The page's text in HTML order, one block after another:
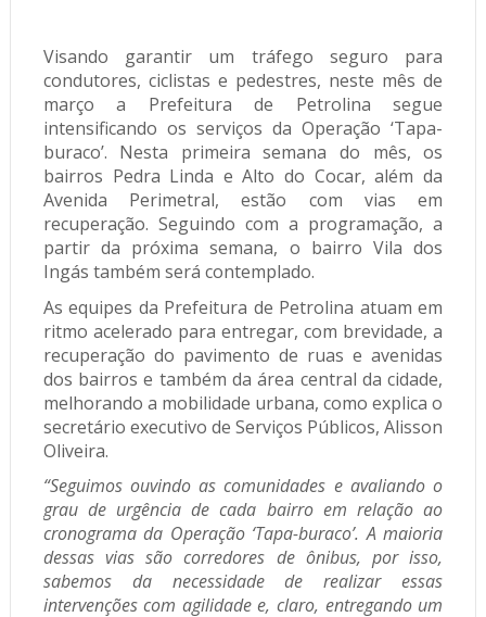
Visando garantir um tráfego seguro para
condutores, ciclistas e pedestres, neste mês de
março a Prefeitura de Petrolina segue
intensificando os serviços da Operação ‘Tapa-
buraco’. Nesta primeira semana do mês, os
bairros Pedra Linda e Alto do Cocar, além da
Avenida Perimetral, estão com vias em
recuperação. Seguindo com a programação, a
partir da próxima semana, o bairro Vila dos
Ingás também será contemplado.
As equipes da Prefeitura de Petrolina atuam em
ritmo acelerado para entregar, com brevidade, a
recuperação do pavimento de ruas e avenidas
dos bairros e também da área central da cidade,
melhorando a mobilidade urbana, como explica o
secretário executivo de Serviços Públicos, Alisson
Oliveira.
“Seguimos ouvindo as comunidades e avaliando o
grau de urgência de cada bairro em relação ao
cronograma da Operação ‘Tapa-buraco’. A maioria
dessas vias são corredores de ônibus, por isso,
sabemos da necessidade de realizar essas
intervenções com agilidade e, claro, entregando um